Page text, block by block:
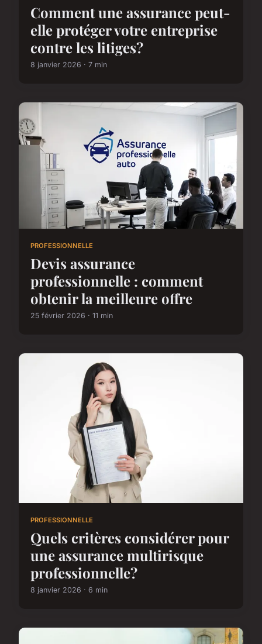
Comment une assurance peut-
elle protéger votre entreprise
contre les litiges?
8 janvier 2026 · 7 min
PROFESSIONNELLE
Devis assurance
professionnelle : comment
obtenir la meilleure offre
25 février 2026 · 11 min
PROFESSIONNELLE
Quels critères considérer pour
une assurance multirisque
professionnelle?
8 janvier 2026 · 6 min